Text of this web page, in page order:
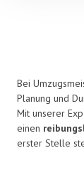
Bei
Planung und
Mit unserer
einen
erster Stelle